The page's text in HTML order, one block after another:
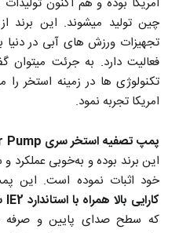
چین تولید میشوند. این برند
فعالیت دارد. به جرئت
امریکا تجربه نمود.
پمپ تصفیه استخر سری Super Pump هایوارد
این برند بوده و به‌خوبی عملکرد
خود اثبات نموده است. این
کارایی بالا همراه با استاندارد IE2 ساخت کمپانی A.O smith
که سطح صدای پایین و صرفه